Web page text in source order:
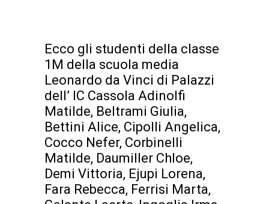
Ecco gli studenti della classe
1M della scuola media
Leonardo da Vinci di Palazzi
dell’ IC Cassola Adinolfi
Matilde, Beltrami Giulia,
Bettini Alice, Cipolli Angelica,
Cocco Nefer, Corbinelli
Matilde, Daumiller Chloe,
Demi Vittoria, Ejupi Lorena,
Fara Rebecca, Ferrisi Marta,